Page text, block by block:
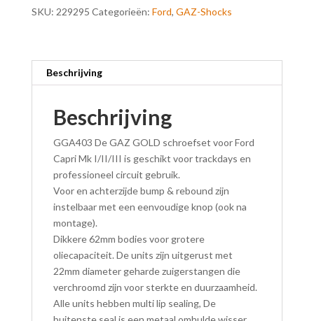
SKU: 229295 Categorieën: Ford, GAZ-Shocks
Beschrijving
Beschrijving
GGA403 De GAZ GOLD schroefset voor Ford
Capri Mk I/II/III is geschikt voor trackdays en
professioneel circuit gebruik.
Voor en achterzijde bump & rebound zijn
instelbaar met een eenvoudige knop (ook na
montage).
Dikkere 62mm bodies voor grotere
oliecapaciteit. De units zijn uitgerust met
22mm diameter geharde zuigerstangen die
verchroomd zijn voor sterkte en duurzaamheid.
Alle units hebben multi lip sealing, De